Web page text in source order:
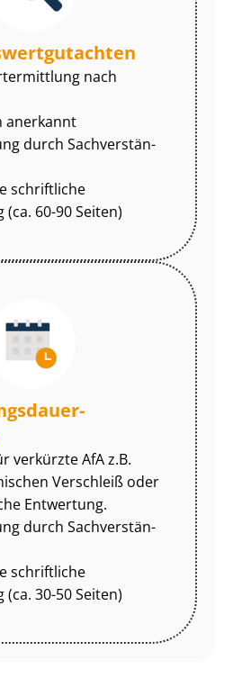
nach
anerkannt
durch Sach­ver­stän­
schriftliche
60-90 Seiten)
verkürzte AfA z.B.
Verschleiß oder
Entwertung.
durch Sach­ver­stän­
schriftliche
30-50 Seiten)